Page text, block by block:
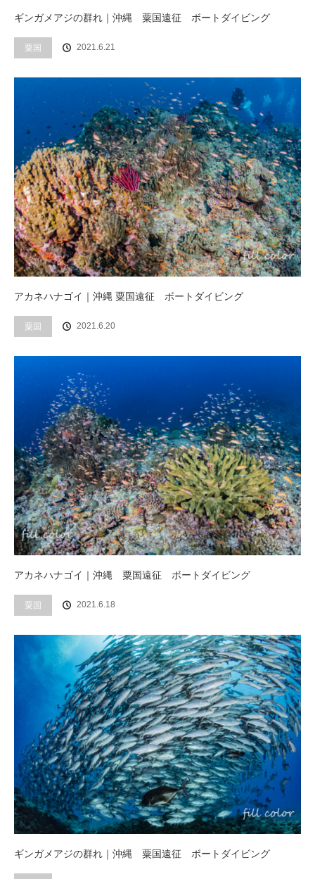
ギンガメアジの群れ｜沖縄 粟国遠征 ボートダイビング
粟国 2021.6.21
アカネハナゴイ｜沖縄 粟国遠征 ボートダイビング
粟国 2021.6.20
アカネハナゴイ｜沖縄 粟国遠征 ボートダイビング
粟国 2021.6.18
ギンガメアジの群れ｜沖縄 粟国遠征 ボートダイビング